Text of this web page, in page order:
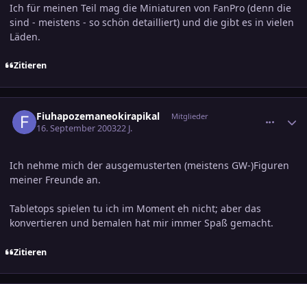
Ich für meinen Teil mag die Miniaturen von FanPro (denn die
sind - meistens - so schön detailliert) und die gibt es in vielen
Läden.
Zitieren
Fiuhapozemaneokirapikal Mitglieder
16. September 200322 J.
Ich nehme mich der ausgemusterten (meistens GW-)Figuren
meiner Freunde an.
Tabletops spielen tu ich im Moment eh nicht; aber das
konvertieren und bemalen hat mir immer Spaß gemacht.
Zitieren